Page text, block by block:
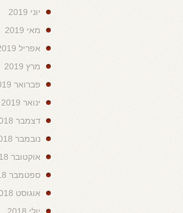
יוני 2019
מאי 2019
אפריל 2019
מרץ 2019
פברואר 2019
ינואר 2019
דצמבר 2018
נובמבר 2018
אוקטובר 2018
ספטמבר 2018
אוגוסט 2018